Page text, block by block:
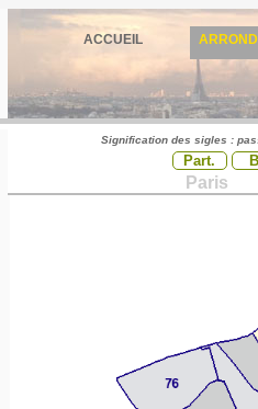
ACCUEIL
Signification des sigles :
Part.
Paris